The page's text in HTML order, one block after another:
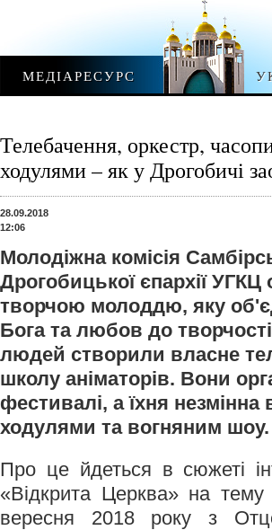
МЕДІАРЕСУРС
Телебачення, оркестр,
ходулями – як у Дрогобичі
28.09.2018
12:06
Молодіжна комісія
Дрогобицької єпархії УГКЦ
творчою молоддю, яку
Бога та любов до
людей створили власне
школу аніматорів. Вони
фестивалі, а їхня незмінна
ходулями та вогняним шоу.
Про це йдеться в сюжеті
«Відкрита Церква» на
вересня 2018 року з